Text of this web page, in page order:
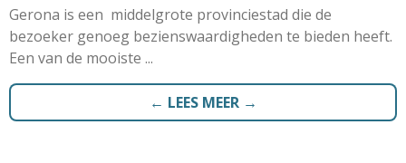
Gerona is een middelgrote provinciestad die de
bezoeker genoeg bezienswaardigheden te bieden heeft.
Een van de mooiste ...
← LEES MEER →